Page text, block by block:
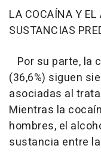
LA COCAÍNA Y
SUSTANCIAS
Por su parte, la
(36,6%) siguen
asociadas al
Mientras la
hombres, el
sustancia entre